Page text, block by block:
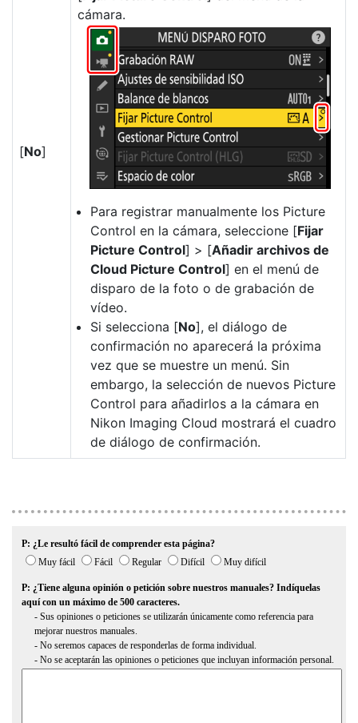
[No]
cámara.
Para registrar manualmente los Picture
Control en la cámara, seleccione [Fijar
Picture Control] > [Añadir archivos de
Cloud Picture Control] en el menú de
disparo de la foto o de grabación de
vídeo.
Si selecciona [No], el diálogo de
confirmación no aparecerá la próxima
vez que se muestre un menú. Sin
embargo, la selección de nuevos Picture
Control para añadirlos a la cámara en
Nikon Imaging Cloud mostrará el cuadro
de diálogo de confirmación.